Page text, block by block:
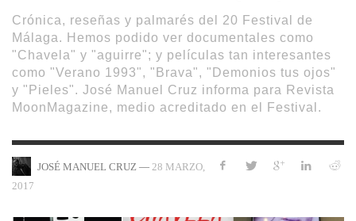
Crónica, reseñas y palmarés del 20 Festival de
Málaga. Hemos podido ver documentales como
"Chavela" y "aguirre"; y películas tan interesantes
como "Verano 1993", "Brava", "Demonios tus ojos"
y "Pieles". José Manuel Cruz informa para Revista
MoonMagazine, medio acreditado en el Festival.
JOSÉ MANUEL CRUZ — 28 MARZO,
2017